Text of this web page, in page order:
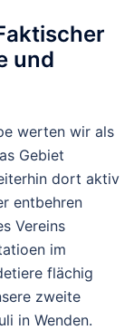
und
werten wir als
Gebiet
dort aktiv
entbehren
Vereins
im
flächig
zweite
in Wenden.